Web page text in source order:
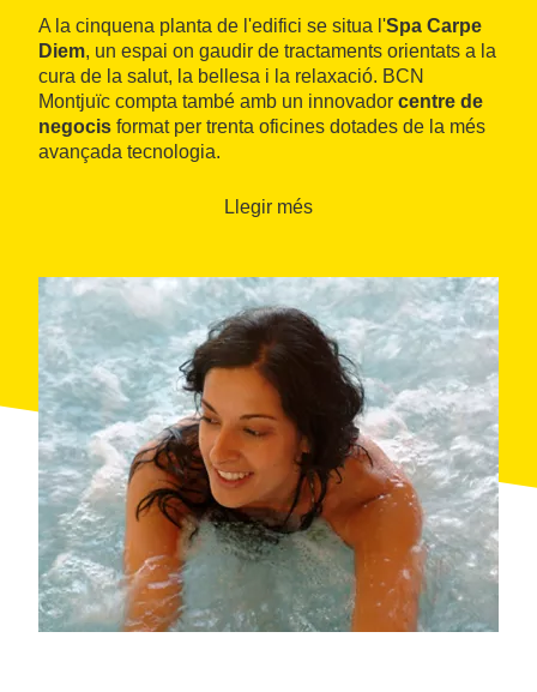
A la cinquena planta de l'edifici se situa l'Spa Carpe
Diem, un espai on gaudir de tractaments orientats a la
cura de la salut, la bellesa i la relaxació. BCN
Montjuïc compta també amb un innovador centre de
negocis format per trenta oficines dotades de la més
avançada tecnologia.
Llegir més